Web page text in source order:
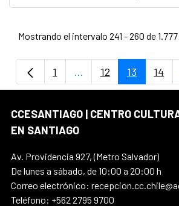
Mostrando el intervalo 241 - 260 de
Página
1 ...Páginas intermedias
Página
12 Página
13 14
CCESANTIAGO | CENTRO
EN SANTIAGO
Av. Providencia 927, (Metro Salvador)
De lunes a sábado, de 10:00 a 20:00 h
Correo electrónico:
Teléfono: +562 2795 9700